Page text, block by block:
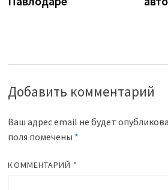
Добавить комментарий
Ваш адрес email не будет
поля помечены *
КОММЕНТАРИЙ *